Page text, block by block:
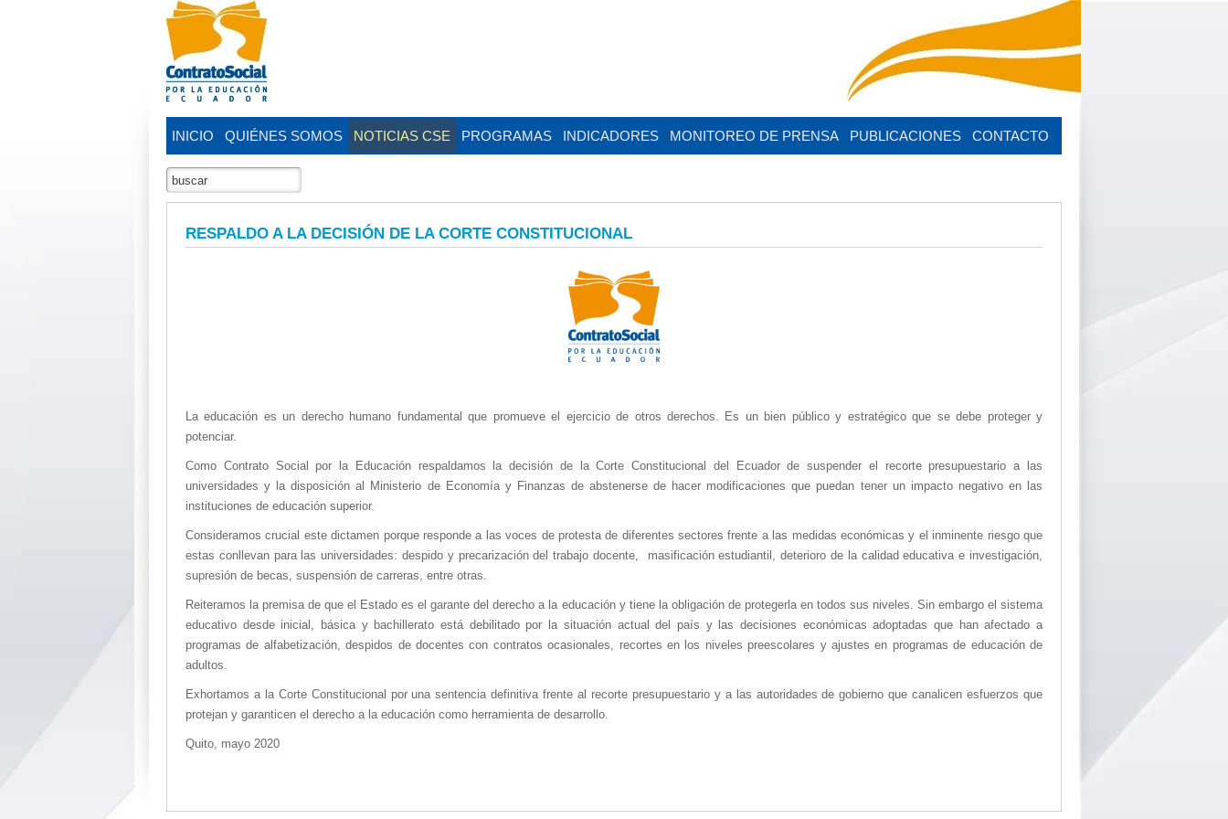
INICIO QUIÉNES SOMOS NOTICIAS CSE PROGRAMAS INDICADORES MONITOREO DE PRENSA PUBLICACIONES CONTACTO
RESPALDO A LA DECISIÓN DE LA CORTE CONSTITUCIONAL
La educación es un derecho humano fundamental que promueve el ejercicio de otros derechos. Es un bien público y estratégico que se debe proteger y
potenciar.
Como Contrato Social por la Educación respaldamos la decisión de la Corte Constitucional del Ecuador de suspender el recorte presupuestario a las
universidades y la disposición al Ministerio de Economía y Finanzas de abstenerse de hacer modificaciones que puedan tener un impacto negativo en las
instituciones de educación superior.
Consideramos crucial este dictamen porque responde a las voces de protesta de diferentes sectores frente a las medidas económicas y el inminente riesgo que
estas conllevan para las universidades: despido y precarización del trabajo docente, masificación estudiantil, deterioro de la calidad educativa e investigación,
supresión de becas, suspensión de carreras, entre otras.
Reiteramos la premisa de que el Estado es el garante del derecho a la educación y tiene la obligación de protegerla en todos sus niveles. Sin embargo el sistema
educativo desde inicial, básica y bachillerato está debilitado por la situación actual del país y las decisiones económicas adoptadas que han afectado a
programas de alfabetización, despidos de docentes con contratos ocasionales, recortes en los niveles preescolares y ajustes en programas de educación de
adultos.
Exhortamos a la Corte Constitucional por una sentencia definitiva frente al recorte presupuestario y a las autoridades de gobierno que canalicen esfuerzos que
protejan y garanticen el derecho a la educación como herramienta de desarrollo.
Quito, mayo 2020